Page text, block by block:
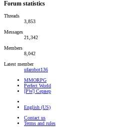
Forum statistics
Threads
3,853
Messages
21,342
Members
8,042
Latest member
ufarobot136
MMORPG
Perfect World
[PW] Сервер
English (US)
Contact us
Terms and rules